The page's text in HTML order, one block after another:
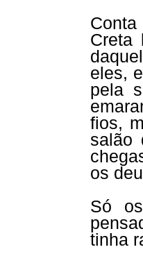
Conta
Creta
eles,
pela
fios,
salão
os
Só
tinha